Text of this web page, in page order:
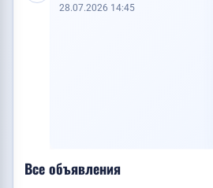
Требуется повар
28.07.2026 14:45
Все объявления